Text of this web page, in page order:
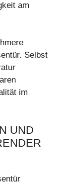
am
Selbst
im
UND